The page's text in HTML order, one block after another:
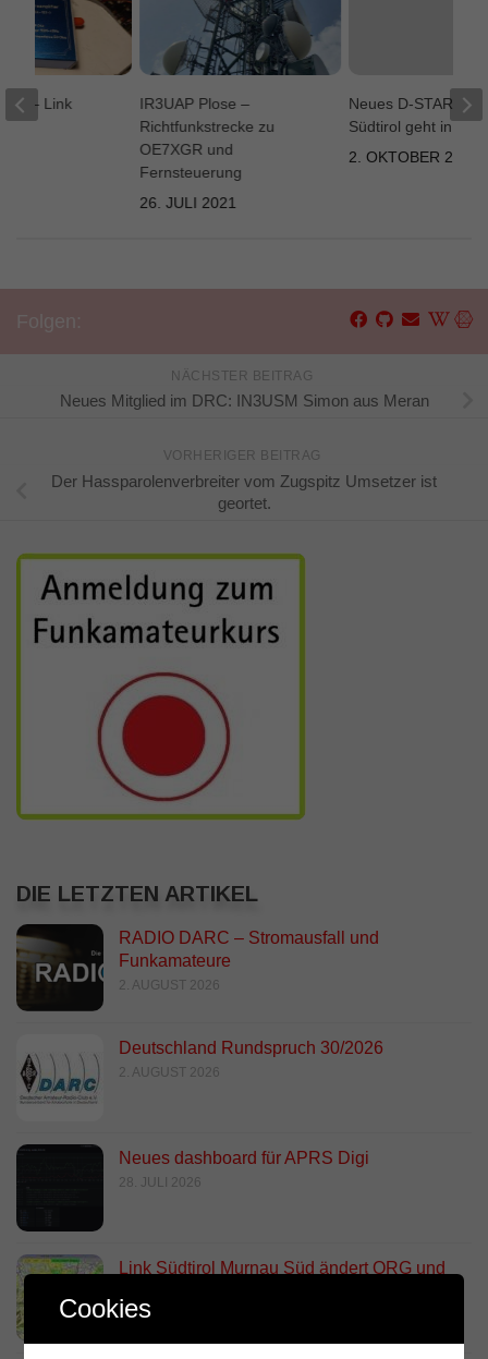
IR3UAP Plose –
Richtfunkstrecke zu
OE7XGR und
Fernsteuerung
26. JULI 2021
Neues D-STAR
Südtirol geht in
2. OKTOBER 2017
– Link
NÄCHSTER BEITRAG
Neues Mitglied im DRC: IN3USM Simon aus Meran
VORHERIGER BEITRAG
Der Hassparolenverbreiter vom Zugspitz Umsetzer ist
geortet.
DIE LETZTEN ARTIKEL
RADIO DARC – Stromausfall und
Funkamateure
2. AUGUST 2026
Deutschland Rundspruch 30/2026
2. AUGUST 2026
Neues dashboard für APRS Digi
28. JULI 2026
Link Südtirol Murnau Süd ändert QRG und
23. JULI 2026
Cookies